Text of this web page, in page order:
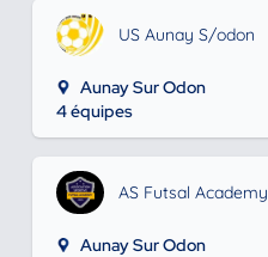
US Aunay S/odon
Aunay Sur Odon
4 équipes
AS Futsal Academy
Aunay Sur Odon